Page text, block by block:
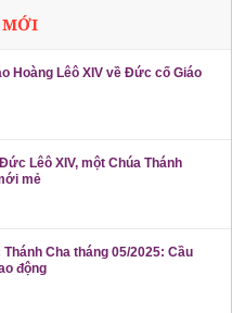
Hoàng Lêô XIV về Đức cố Giáo
Lêô XIV, một Chúa Thánh
mẻ
Cha tháng 05/2025: Cầu
động